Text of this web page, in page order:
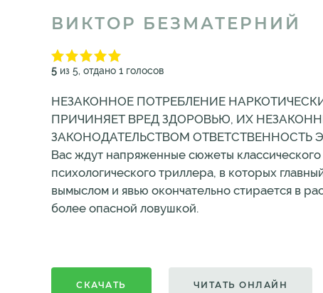
ВИКТОР БЕЗМАТЕРНИЙ
5 из 5, отдано 1 голосов
НЕЗАКОННОЕ ПОТРЕБЛЕНИЕ
ПРИЧИНЯЕТ ВРЕД ЗДОРОВЬЮ, ИХ
ЗАКОНОДАТЕЛЬСТВОМ ОТВЕТСТВЕННОСТЬ
Вас ждут напряженные сюжеты
психологического триллера, в которых
вымыслом и явью окончательно стирается в
более опасной ловушкой.
СКАЧАТЬ ЧИТАТЬ ОНЛАЙН